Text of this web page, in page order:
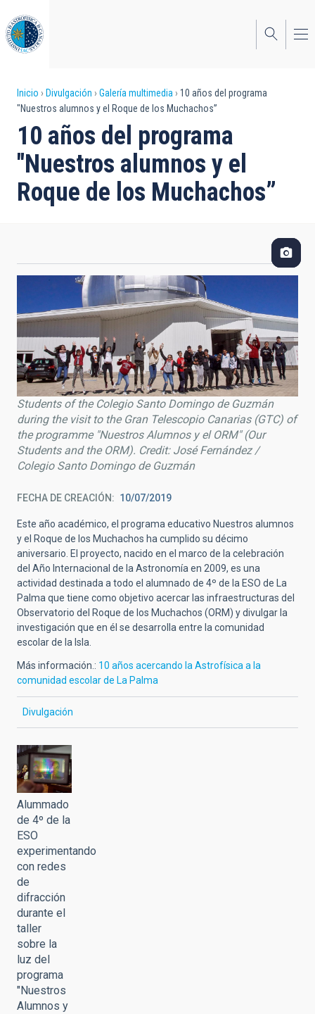
al
contenido
principal
Sobrescribir
enlaces
de
ayuda
a
Inicio Divulgación Galería multimedia
10 años del programa
"Nuestros alumnos y el Roque de los Muchachos”
10 años del programa
"Nuestros alumnos y el
Roque de los Muchachos”
Students of the Colegio Santo Domingo de Guzmán
during the visit to the Gran Telescopio Canarias (GTC) of
the programme "Nuestros Alumnos y el ORM" (Our
Students and the ORM). Credit: José Fernández /
Colegio Santo Domingo de Guzmán
FECHA DE CREACIÓN 10/07/2019
Este año académico, el programa educativo Nuestros alumnos
y el Roque de los Muchachos ha cumplido su décimo
aniversario. El proyecto, nacido en el marco de la celebración
del Año Internacional de la Astronomía en 2009, es una
actividad destinada a todo el alumnado de 4º de la ESO de La
Palma que tiene como objetivo acercar las infraestructuras del
Observatorio del Roque de los Muchachos (ORM) y divulgar la
investigación que en él se desarrolla entre la comunidad
escolar de la Isla.
Más información.: 10 años acercando la Astrofísica a la
comunidad escolar de La Palma
Divulgación
Alummado
de 4º de la
ESO
experimentando
con redes
de
difracción
durante el
taller
sobre la
luz del
programa
"Nuestros
Alumnos y